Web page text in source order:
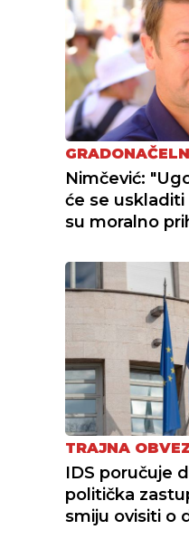
Nimčević:
će se uskladiti
su moralno
TRAJNA
IDS poručuje
politička
smiju ovisiti o